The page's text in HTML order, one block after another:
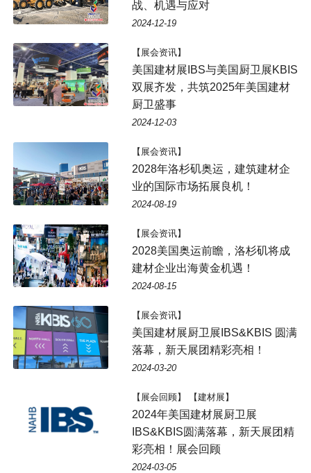
战、机遇与应对
2024-12-19
【展会资讯】
美国建材展IBS与美国厨卫展KBIS
双展齐发，共筑2025年美国建材
厨卫盛事
2024-12-03
【展会资讯】
2028年洛杉矶奥运，建筑建材企
业的国际市场拓展良机！
2024-08-19
【展会资讯】
2028美国奥运前瞻，洛杉矶将成
建材企业出海黄金机遇！
2024-08-15
【展会资讯】
美国建材展厨卫展IBS&KBIS 圆满
落幕，新天展团精彩亮相！
2024-03-20
【展会回顾】 【建材展】
2024年美国建材展厨卫展
IBS&KBIS圆满落幕，新天展团精
彩亮相！展会回顾
2024-03-05